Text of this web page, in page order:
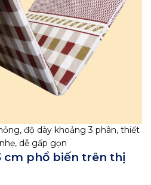
độ dày khoảng 3 phân, thiết
dễ gấp gọn
cm phổ biến trên thị